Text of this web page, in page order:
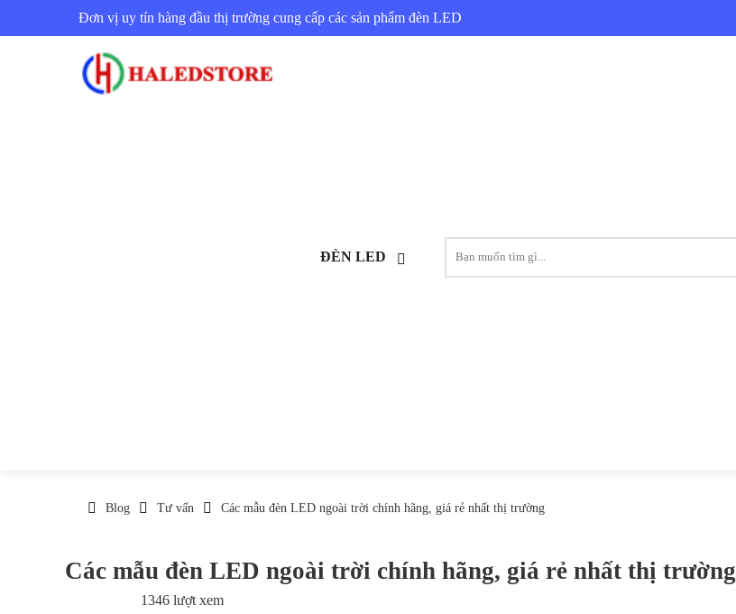
Đơn vị uy tín hàng đầu thị trường cung cấp các sản phẩm đèn LED
ĐÈN LED
Blog Tư vấn Các mẫu đèn LED ngoài trời chính hãng, giá rẻ nhất thị trường
Các mẫu đèn LED ngoài trời chính hãng, giá rẻ nhất thị trường
1346 lượt xem